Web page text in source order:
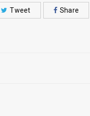
Tweet Share